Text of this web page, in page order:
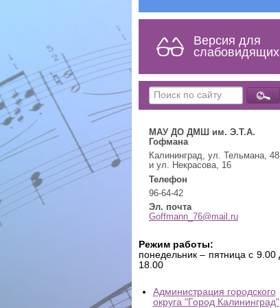
Версия для
слабовидящих
МАУ ДО ДМШ им. Э.Т.А.
Гофмана
Калининград, ул. Тельмана, 48
и ул. Некрасова, 16
Телефон
96-64-42
Эл. почта
Goffmann_76@mail.ru
Режим работы:
понедельник – пятница с 9.00
18.00
Администрация городского
округа "Город Калининград"